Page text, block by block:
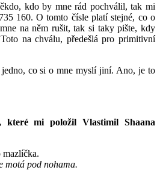
kdo by mne rád pochválil, tak mi
160. O tomto čísle platí stejné, co o
na něm rušit, tak si taky pište, kdy
na chválu, předešlá pro primitivní
co si o mne myslí jiní. Ano, je to
které mi položil Vlastimil Shaana
mazlíčka.
motá pod nohama.